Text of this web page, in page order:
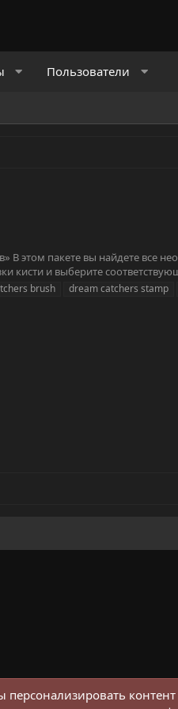
Пользователи
В этом пакете вы найдете
кисти и выберите
brush dream catchers stamp